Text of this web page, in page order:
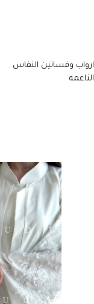
ارواب وفساتين النفاس
الناعمه